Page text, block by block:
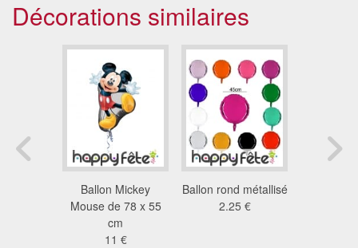
Décorations similaires
Ballon Mickey
Mouse de 78 x 55
cm
11 €
Ballon rond métallisé
2.25 €